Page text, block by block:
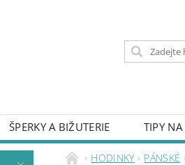
ŠPERKY A BIŽUTERIE TIPY
KARIKATURY Z FOTKY
HODINKY PÁNSKÉ